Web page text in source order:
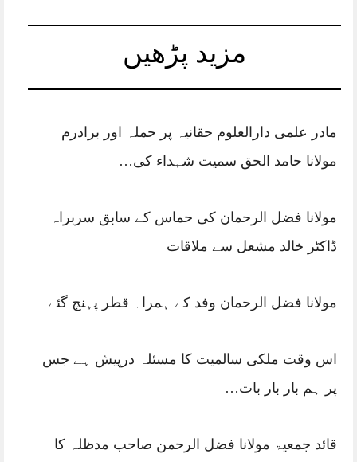
مزید پڑھیں
مادر علمی دارالعلوم حقانیہ پر حملہ اور برادرم
مولانا حامد الحق سمیت شہداء کی…
مولانا فضل الرحمان کی حماس کے سابق سربراہ
ڈاکٹر خالد مشعل سے ملاقات
مولانا فضل الرحمان وفد کے ہمراہ قطر پہنچ گئے
اس وقت ملکی سالمیت کا مسئلہ درپیش ہے جس
پر ہم بار بار بات…
قائد جمعیۃ مولانا فضل الرحمٰن صاحب مدظلہ کا